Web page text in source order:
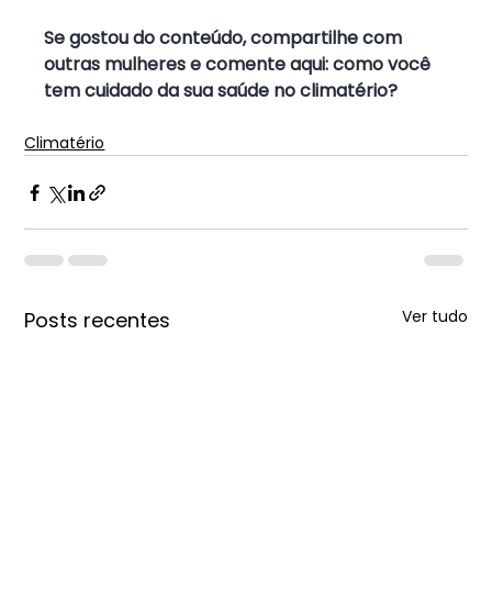
Se gostou do conteúdo, compartilhe com
outras mulheres e comente aqui: como você
tem cuidado da sua saúde no climatério?
Climatério
Posts recentes Ver tudo